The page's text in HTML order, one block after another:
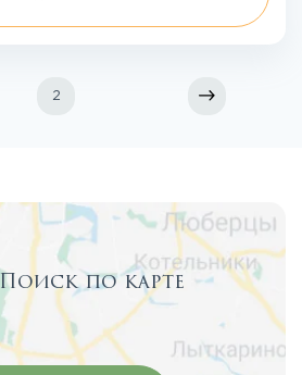
2
Поиск по карте